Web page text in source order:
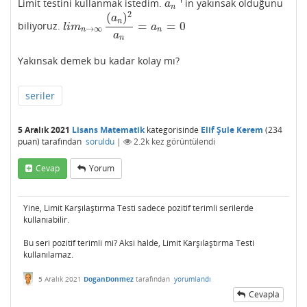
Limit testini kullanmak istedim. an
an ' in yakınsak olduğunu
biliyoruz. limn→∞
(an)2
an
= an = 0
limn→∞( an)2an =an=0
Yakınsak demek bu kadar kolay mı?
seriler
5 Aralık 2021 Lisans Matematikkategorisinde Elif Şule Kerem (234
puan) tarafından soruldu | 2.2k kez görüntülendi
Cevap Yorum
Yine, Limit Karşılaştırma Testi sadece pozitif terimli serilerde
kullanıabilir.
Bu seri pozitif terimli mi? Aksi halde, Limit Karşılaştırma Testi
kullanılamaz.
5 Aralık 2021 DoganDonmez tarafından yorumlandı
Cevapla